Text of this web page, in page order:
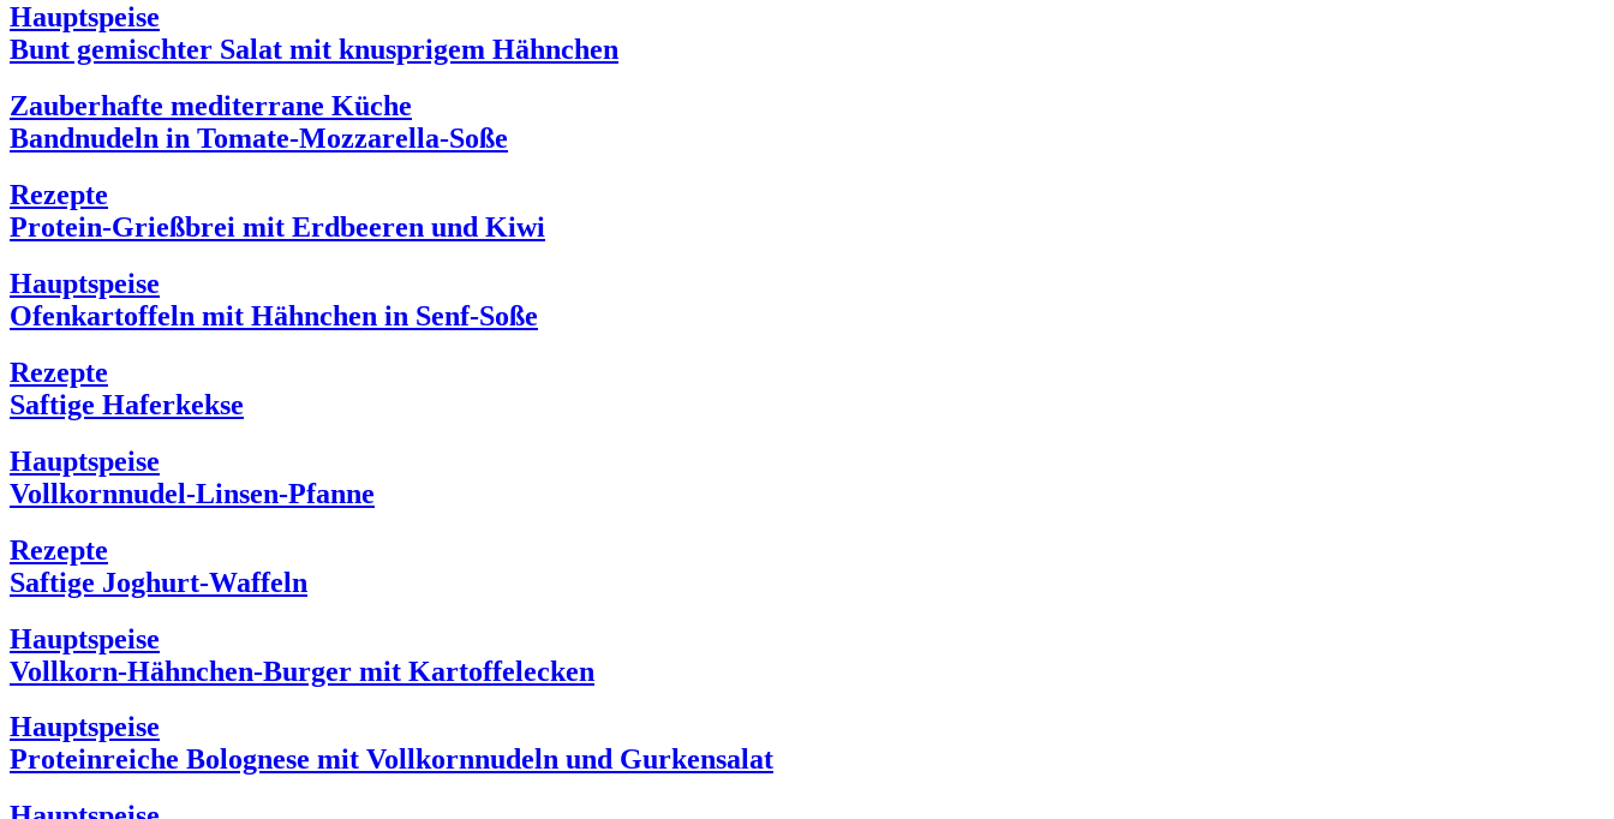
Hauptspeise
Bunt gemischter Salat mit knusprigem Hähnchen
Zauberhafte mediterrane Küche
Bandnudeln in Tomate-Mozzarella-Soße
Rezepte
Protein-Grießbrei mit Erdbeeren und Kiwi
Hauptspeise
Ofenkartoffeln mit Hähnchen in Senf-Soße
Rezepte
Saftige Haferkekse
Hauptspeise
Vollkornnudel-Linsen-Pfanne
Rezepte
Saftige Joghurt-Waffeln
Hauptspeise
Vollkorn-Hähnchen-Burger mit Kartoffelecken
Hauptspeise
Proteinreiche Bolognese mit Vollkornnudeln und Gurkensalat